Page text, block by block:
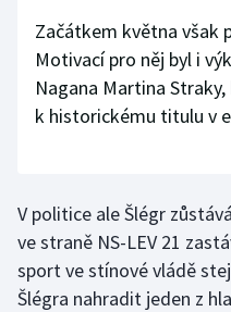
Ostatní
Začátkem května však
Motivací pro něj byl i
Nagana Martina
k historickému titulu v
V politice ale Šlégr
ve straně NS-LEV 21
sport ve stínové vládě
Šlégra nahradit jeden z